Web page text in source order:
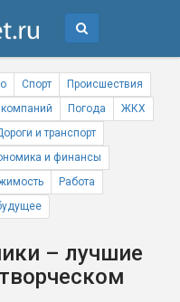
Спорт
Происшествия
Погода
ЖКХ
и транспорт
и финансы
Работа
– лучшие